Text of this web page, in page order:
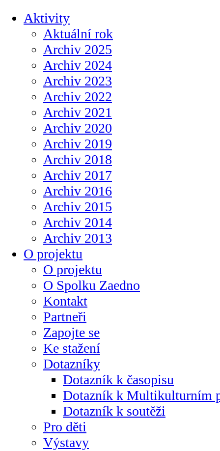
Aktivity
Aktuální rok
Archiv 2025
Archiv 2024
Archiv 2023
Archiv 2022
Archiv 2021
Archiv 2020
Archiv 2019
Archiv 2018
Archiv 2017
Archiv 2016
Archiv 2015
Archiv 2014
Archiv 2013
O projektu
O projektu
O Spolku Zaedno
Kontakt
Partneři
Zapojte se
Ke stažení
Dotazníky
Dotazník k časopisu
Dotazník k Multikulturním
Dotazník k soutěži
Pro děti
Výstavy